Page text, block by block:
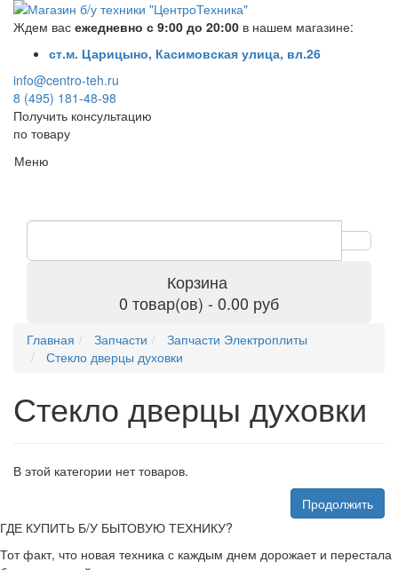
Ждем вас ежедневно с 9:00 до 20:00 в нашем магазине:
ст.м. Царицыно, Касимовская улица, вл.26
info@centro-teh.ru
8 (495) 181-48-98
Получить консультацию
по товару
Меню
Корзина
0 товар(ов) - 0.00 руб
Главная Запчасти
Запчасти Электроплиты
Стекло дверцы духовки
Стекло дверцы духовки
В этой категории нет товаров.
Продолжить
ГДЕ КУПИТЬ Б/У БЫТОВУЮ ТЕХНИКУ?
Тот факт, что новая техника с каждым днем дорожает и перестала